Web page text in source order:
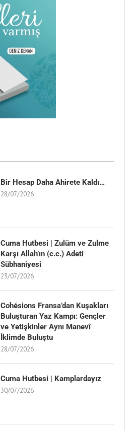
Bir Hesap Daha Ahirete Kaldı…
28/07/2026
Cuma Hutbesi | Zulüm ve Zulme
Karşı Allah’ın (c.c.) Adeti
Sübhaniyesi
23/07/2026
Cohésions Fransa’dan Kuşakları
Buluşturan Yaz Kampı: Gençler
ve Yetişkinler Aynı Manevî
İklimde Buluştu
28/07/2026
Cuma Hutbesi | Kamplardayız
30/07/2026